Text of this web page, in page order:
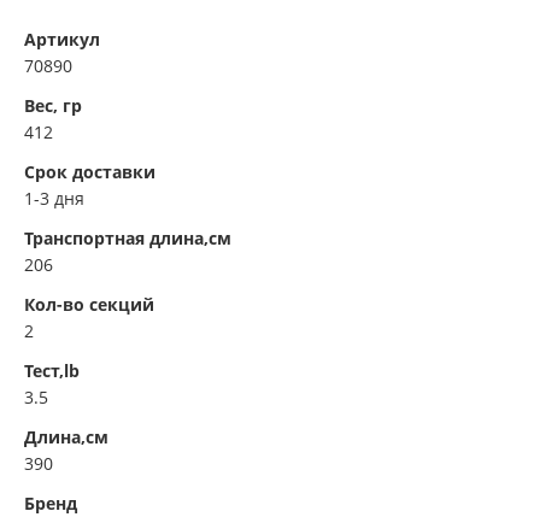
Артикул
70890
Вес, гр
412
Срок доставки
1-3 дня
Транспортная длина,см
206
Кол-во секций
2
Тест,lb
3.5
Длина,см
390
Бренд